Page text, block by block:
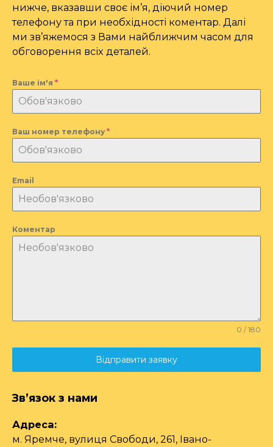
нижче, вказавши своє ім’я, діючий номер
телефону та при необхідності коментар. Далі
ми зв’яжемося з Вами найближчим часом для
обговорення всіх деталей.
Ваше ім'я *
Ваш номер телефону *
Email
Коментар
0 / 180
Відправити заявку
Зв’язок з нами
Адреса:
м. Яремче, вулиця Свободи, 261, Івано-